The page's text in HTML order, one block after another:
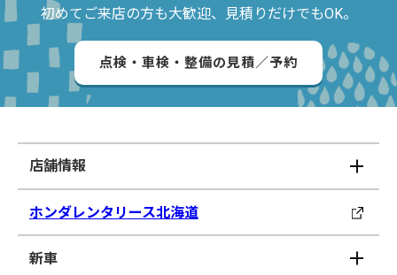
初めてご来店の方も大歓迎、見積りだけでもOK。
点検・車検・整備の見積／予約
店舗情報
ホンダレンタリース北海道
新車